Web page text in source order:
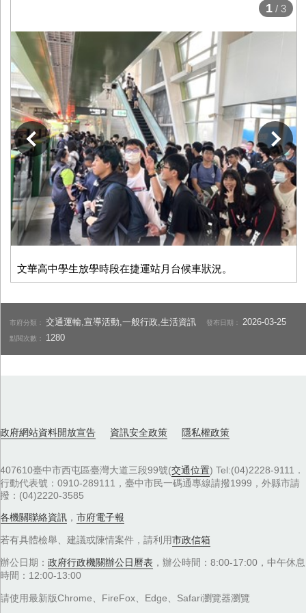
文華高中學生放學時段在捷運站月台候車狀況。
下一張
1 / 3
市府分類：交通運輸,宣導活動,一般行政,生活資訊 發布日期： 2026-03-25
點閱次數： 1280
政府網站資料開放宣告 資訊安全政策 隱私權政策
407610臺中市西屯區臺灣大道三段99號(交通位置) Tel:(04)2228-9111．
行動代表號：0910-289111，臺中市民一碼通專線請撥1999，外縣市請
撥：(04)2220-3585
各機關聯絡資訊 ， 市府電子報
若有具體檢舉、建議或陳情案件，請利用市政信箱
辦公日期： 政府行政機關辦公日曆表 ，辦公時間：8:00-17:00，中午休息
時間：12:00-13:00
請使用最新版Chrome、FireFox、Edge、Safari瀏覽器瀏覽